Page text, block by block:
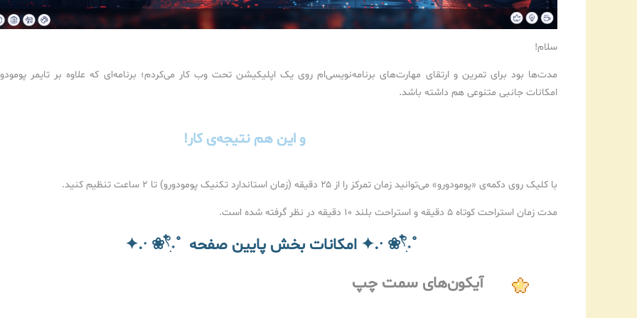
سلام!
مدت‌ها بود برای تمرین و ارتقای مهارت‌های برنامه‌نویسی‌ام روی یک اپلیکیشن تحت وب کار می‌کردم؛ برنامه‌ای که علاوه بر تایمر
امکانات جانبی متنوعی هم داشته باشد.
و این هم نتیجه‌ی کار!
با کلیک روی دکمه‌ی «پومودورو» می‌توانید زمان تمرکز را از ۲۵ دقیقه (زمان استاندارد تکنیک پومودورو) تا ۲ ساعت تنظیم کنید.
مدت زمان استراحت کوتاه ۵ دقیقه و استراحت بلند ۱۰ دقیقه در نظر گرفته شده است.
˚˖𓍢ִ໋❀ ·.✦ امکانات بخش پایین صفحه ˚˖𓍢ִ໋❀ ·.✦
آیکون‌های سمت چپ